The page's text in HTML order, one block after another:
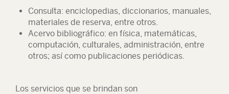
Consulta: enciclopedias, diccionarios, manuales,
materiales de reserva, entre otros.
Acervo bibliográfico: en física, matemáticas,
computación, culturales, administración, entre
otros; así como publicaciones periódicas.
Los servicios que se brindan son